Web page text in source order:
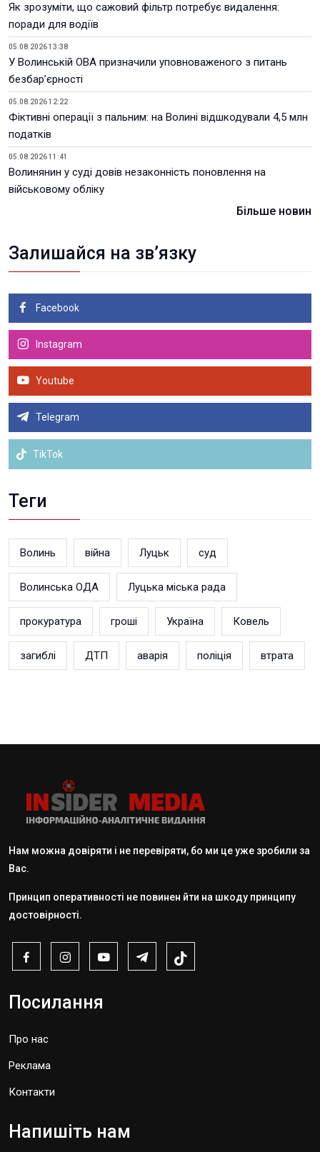
Як зрозуміти, що сажовий фільтр потребує видалення:
поради для водіїв
05.08.2026 13:38
У Волинській ОВА призначили уповноваженого з питань
безбар’єрності
05.08.2026 12:22
Фіктивні операції з пальним: на Волині відшкодували 4,5 млн
податків
05.08.2026 11:41
Волинянин у суді довів незаконність поновлення на
військовому обліку
Більше новин
Залишайся на зв’язку
Facebook
Instagram
Youtube
Telegram
TikTok
Теги
Волинь війна Луцьк суд
Волинська ОДА Луцька міська рада
прокуратура гроші Україна Ковель
загиблі ДТП аварія поліція втрата
Нам можна довіряти і не перевіряти, бо ми це уже зробили за
Вас.
Принцип оперативності не повинен йти на шкоду принципу
достовірності.
Посилання
Про нас
Реклама
Контакти
Напишіть нам